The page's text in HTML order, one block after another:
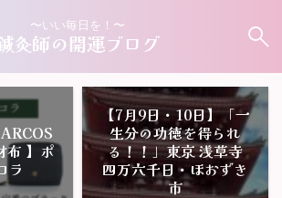
〜いい毎日を！〜
灸師の開運ブログ
布 】ポ
ラ
【7月9日・10日】「一
生分の功徳を得られ
る！！」東京 浅草寺
四万六千日・ほおずき
市